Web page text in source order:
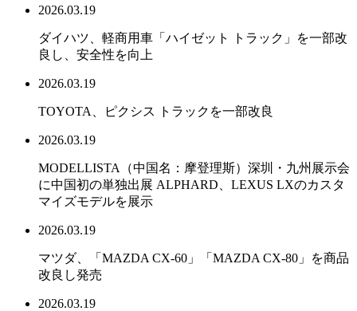
2026.03.19
ダイハツ、軽商用車「ハイゼット トラック」を一部改
良し、安全性を向上
2026.03.19
TOYOTA、ピクシス トラックを一部改良
2026.03.19
MODELLISTA（中国名：摩登理斯）深圳・九州展示会
に中国初の単独出展 ALPHARD、LEXUS LXのカスタ
マイズモデルを展示
2026.03.19
マツダ、「MAZDA CX-60」「MAZDA CX-80」を商品
改良し発売
2026.03.19